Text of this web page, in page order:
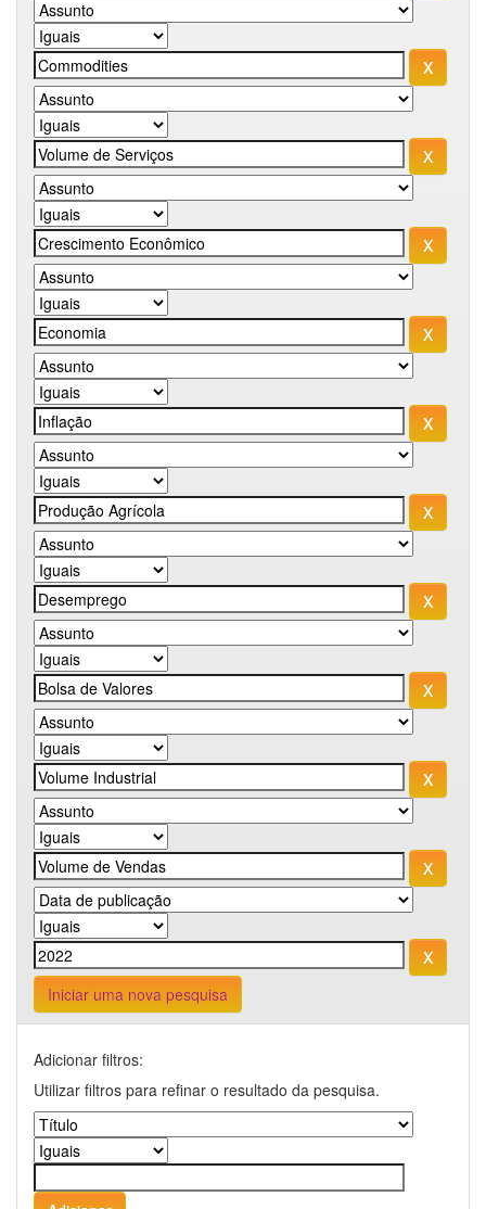
Iniciar uma nova pesquisa
Adicionar filtros:
Utilizar filtros para refinar o resultado da pesquisa.